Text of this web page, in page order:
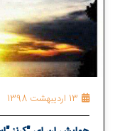
13 اردیبهشت 1398